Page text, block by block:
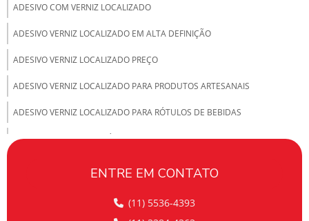
ADESIVO COM VERNIZ LOCALIZADO
ADESIVO VERNIZ LOCALIZADO EM ALTA DEFINIÇÃO
ADESIVO VERNIZ LOCALIZADO PREÇO
ADESIVO VERNIZ LOCALIZADO PARA PRODUTOS ARTESANAIS
ADESIVO VERNIZ LOCALIZADO PARA RÓTULOS DE BEBIDAS
ADESIVO VERNIZ PARA RÓTULO
ADESIVOS ALTO RELEVO PERSONALIZADO
ENTRE EM CONTATO
(11) 5536-4393